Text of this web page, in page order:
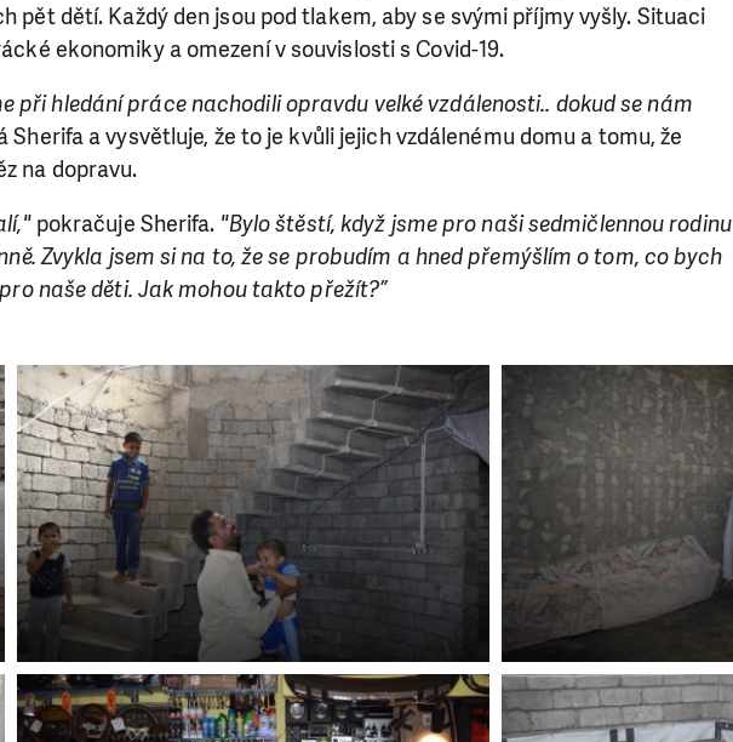
pět dětí. Každý den jsou pod tlakem, aby se svými příjmy vyšly. Situaci
ekonomiky a omezení v souvislosti s Covid-19.
při hledání práce nachodili opravdu velké vzdálenosti.. dokud se nám
Sherifa a vysvětluje, že to je kvůli jejich vzdálenému domu a tomu, že
na dopravu.
pokračuje Sherifa. "Bylo štěstí, když jsme pro naši sedmičlennou rodinu
Zvykla jsem si na to, že se probudím a hned přemýšlím o tom, co bych
naše děti. Jak mohou takto přežít?”